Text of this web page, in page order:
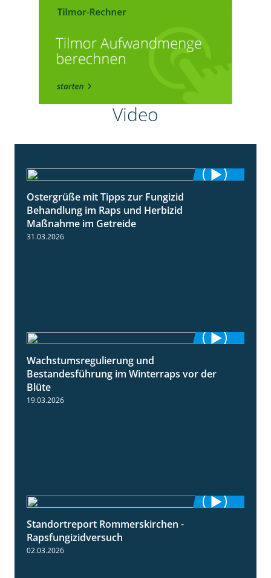
Video
Ostergrüße mit Tipps zur Fungizid
Behandlung im Raps und Herbizid
Maßnahme im Getreide
31.03.2026
Wachstumsregulierung und
Bestandesführung im Winterraps vor der
Blüte
19.03.2026
Standortreport Rommerskirchen -
Rapsfungizidversuch
02.03.2026